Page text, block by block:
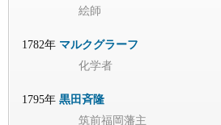
絵師
1782年 マルクグラーフ
化学者
1795年 黒田斉隆
筑前福岡藩主